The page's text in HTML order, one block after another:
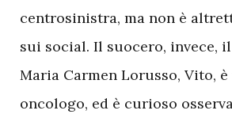
centrosinistra, ma non è
sui social. Il suocero, invece,
Maria Carmen Lorusso, Vito,
oncologo, ed è curioso